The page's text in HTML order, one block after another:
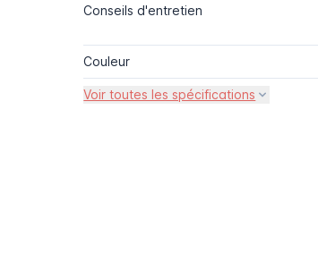
Conseils d'entretien
Couleur
Voir toutes les spécifications